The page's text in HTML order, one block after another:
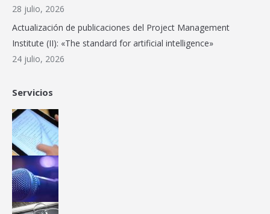
28 julio, 2026
Actualización de publicaciones del Project Management
Institute (II): «The standard for artificial intelligence»
24 julio, 2026
Servicios